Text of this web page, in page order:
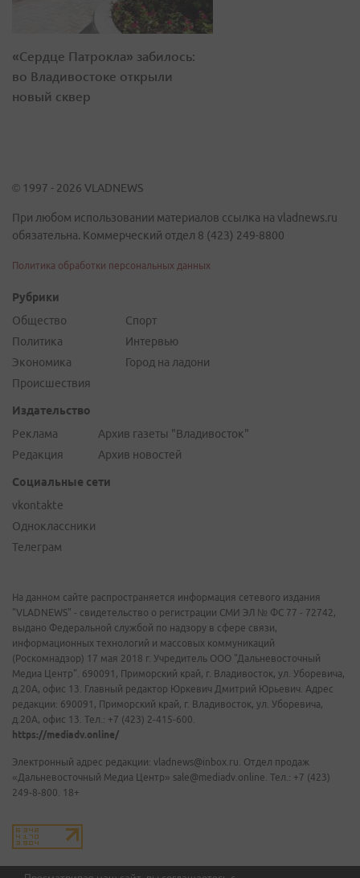
«Сердце Патрокла» забилось:
во Владивостоке открыли
новый сквер
© 1997 - 2026 VLADNEWS
При любом использовании материалов ссылка на vladnews.ru
обязательна. Коммерческий отдел 8 (423) 249-8800
Политика обработки персональных данных
Рубрики
Общество
Политика
Экономика
Происшествия
Спорт
Интервью
Город на ладони
Издательство
Реклама
Редакция
Архив газеты "Владивосток"
Архив новостей
Социальные сети
vkontakte
Одноклассники
Телеграм
На данном сайте распространяется информация сетевого издания
"VLADNEWS" - свидетельство о регистрации СМИ ЭЛ № ФС 77 - 72742,
выдано Федеральной службой по надзору в сфере связи,
информационных технологий и массовых коммуникаций
(Роскомнадзор) 17 мая 2018 г. Учредитель ООО "Дальневосточный
Медиа Центр". 690091, Приморский край, г. Владивосток, ул. Уборевича,
д.20А, офис 13. Главный редактор Юркевич Дмитрий Юрьевич. Адрес
редакции: 690091, Приморский край, г. Владивосток, ул. Уборевича,
д.20А, офис 13. Тел.: +7 (423) 2-415-600.
https://mediadv.online/
Электронный адрес редакции: vladnews@inbox.ru. Отдел продаж
«Дальневосточный Медиа Центр» sale@mediadv.online. Тел.: +7 (423)
249-8-800. 18+